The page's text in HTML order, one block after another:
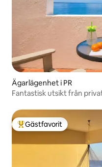
Ägarlägenhet i PR
Fantastisk utsikt från
Populär gästfavorit
Gästfavorit